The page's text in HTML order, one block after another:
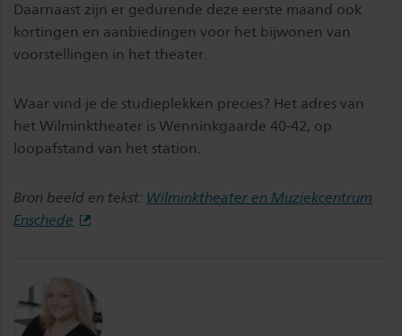
Daarnaast zijn er gedurende deze eerste maand ook
kortingen en aanbiedingen voor het bijwonen van
voorstellingen in het theater.
Waar vind je de studieplekken precies? Het adres van
het Wilminktheater is Wenninkgaarde 40-42, op
loopafstand van het station.
Bron beeld en tekst: Wilminktheater en Muziekcentrum
Enschede